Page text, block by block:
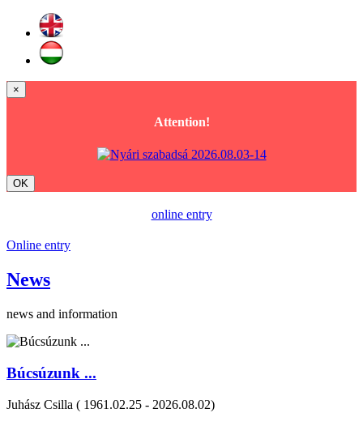
×
Attention!
OK
online entry
Online entry
News
news and information
Búcsúzunk ...
Juhász Csilla ( 1961.02.25 - 2026.08.02)